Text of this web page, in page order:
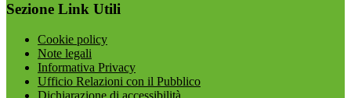
Sezione Link Utili
Cookie policy
Note legali
Informativa Privacy
Ufficio Relazioni con il Pubblico
Dichiarazione di accessibilità